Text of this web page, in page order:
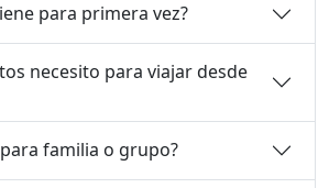
para primera vez?
necesito para viajar desde
familia o grupo?